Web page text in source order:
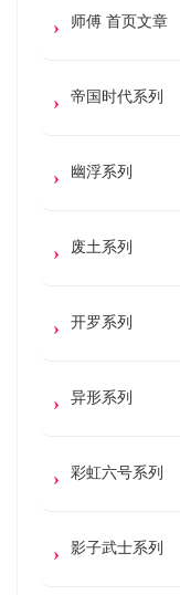
师傅 首页文章
帝国时代系列
幽浮系列
废土系列
开罗系列
异形系列
彩虹六号系列
影子武士系列